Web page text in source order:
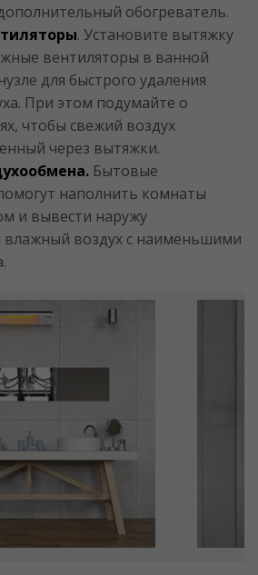
обогреватель.
. Установите вытяжку
вентиляторы в ванной
для быстрого удаления
При этом подумайте о
чтобы свежий воздух
через вытяжки.
Бытовые
наполнить комнаты
и вывести наружу
влажный воздух с наименьшими